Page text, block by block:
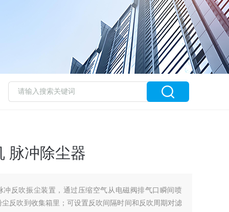
脉冲除尘器
冲反吹振尘装置，通过压缩空气从电磁阀排气口瞬间喷
反吹到收集箱里；可设置反吹间隔时间和反吹周期对滤